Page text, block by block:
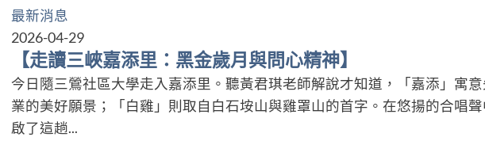
最新消息
2026-04-29
【走讀三峽嘉添里：黑金歲月與問心精神】
今日隨三鶯社區大學走入嘉添里。聽黃君琪老師解說才知道，「嘉添」寓
業的美好願景；「白雞」則取自白石垵山與雞罩山的首字。在悠揚的合唱聲
啟了這趟...